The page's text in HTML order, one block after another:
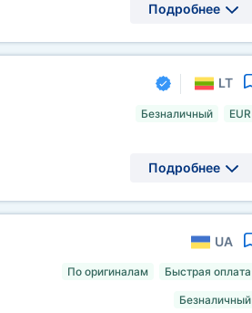
Подробнее
LT
Безналичный EUR
Подробнее
UA
По оригиналам Быстрая оплата
Безналичный